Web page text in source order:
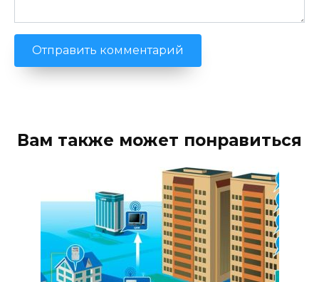
Вам также может понравиться